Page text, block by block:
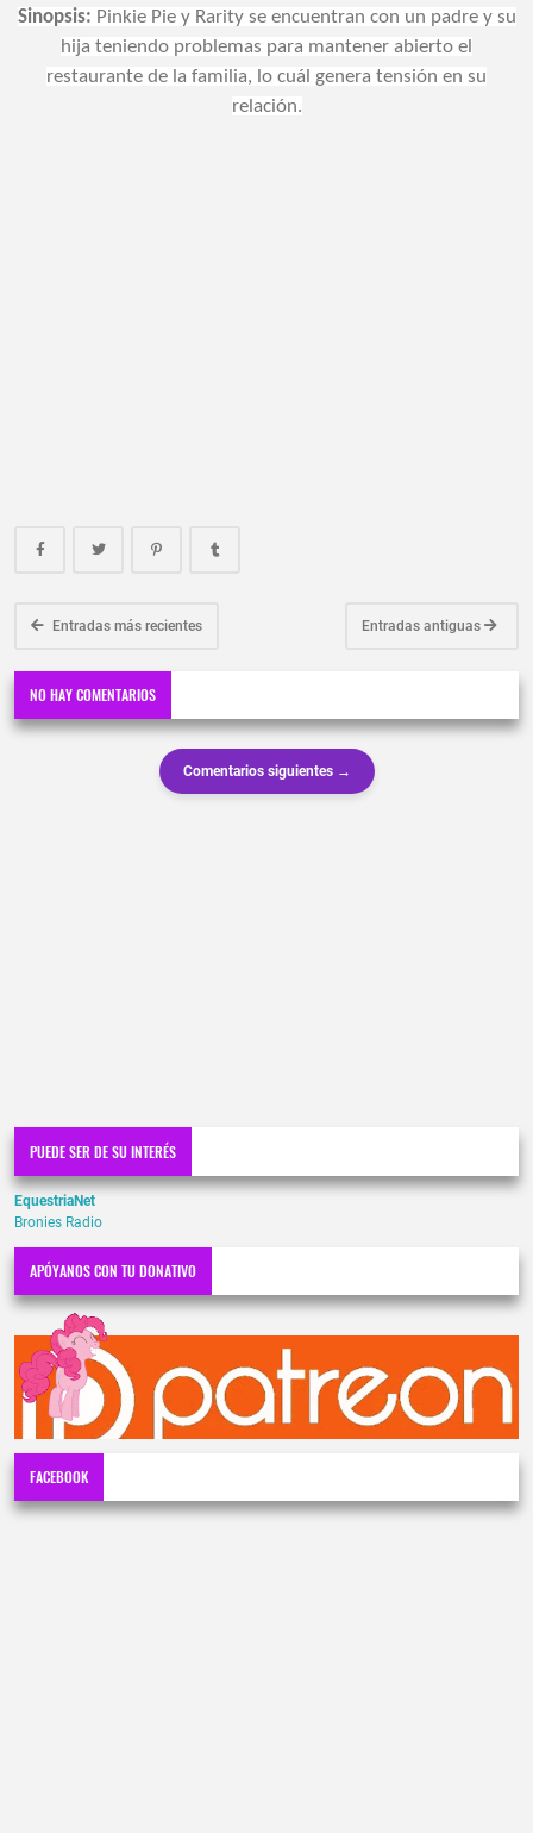
Sinopsis: Pinkie Pie y Rarity se encuentran con un padre y su
hija teniendo problemas para mantener abierto el
restaurante de la familia, lo cuál genera tensión en su
relación.
Entradas más recientes Entradas antiguas
NO HAY COMENTARIOS
Comentarios siguientes →
PUEDE SER DE SU INTERÉS
EquestriaNet
Bronies Radio
APÓYANOS CON TU DONATIVO
FACEBOOK